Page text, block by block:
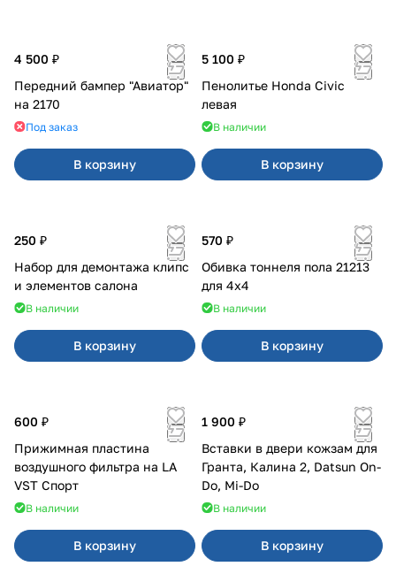
4 500 ₽
Передний бампер "Авиатор"
на 2170
Под заказ
В корзину
5 100 ₽
Пенолитье Honda Civic
левая
В наличии
В корзину
250 ₽
Набор для демонтажа клипс
и элементов салона
В наличии
В корзину
570 ₽
Обивка тоннеля пола 21213
для 4x4
В наличии
В корзину
600 ₽
Прижимная пластина
воздушного фильтра на LA
VST Спорт
В наличии
В корзину
1 900 ₽
Вставки в двери кожзам для
Гранта, Калина 2, Datsun On-
Do, Mi-Do
В наличии
В корзину